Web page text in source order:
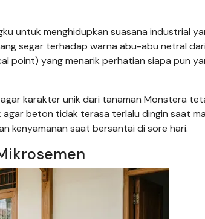
untuk menghidupkan suasana industrial
segar terhadap warna abu-abu netral
point) yang menarik perhatian siapa pun
karakter unik dari tanaman Monstera
agar beton tidak terasa terlalu dingin saat
kenyamanan saat bersantai di sore hari.